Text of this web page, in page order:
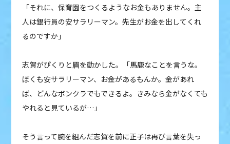
「それに、保育園をつくるようなお金もありません。主
人は銀行員の安サラリーマン。先生がお金を出してくれ
るのですか」
志賀がぴくりと眉を動かした。「馬鹿なことを言うな。
ぼくも安サラリーマン、お金があるもんか。金があれ
ば、どんなボンクラでもできるよ。きみなら金がなくても
やれると見ているが…」
そう言って腕を組んだ志賀を前に正子は再び言葉を失っ